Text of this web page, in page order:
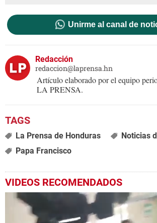
Unirme al canal de
Redacción
redaccion@laprensa.hn
Artículo elaborado por el equipo
LA PRENSA.
La Prensa de Honduras
Noticias
Papa Francisco
VIDEOS RECOMENDADOS